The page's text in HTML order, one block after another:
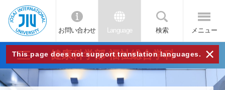
JIU
城西
お問い合わせ Language 検索 メニュー
This page does not support translation languages. ×
健康科学部 福祉総合学科